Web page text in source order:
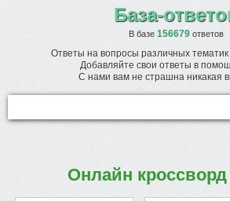
База-
В базе 156679ответов
Ответы на вопросы различных
Добавляйте свои ответы в
С нами вам не страшна никакая
Онлайн